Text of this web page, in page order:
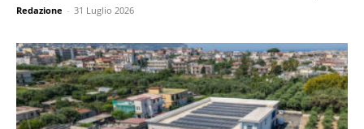
Redazione - 31 Luglio 2026